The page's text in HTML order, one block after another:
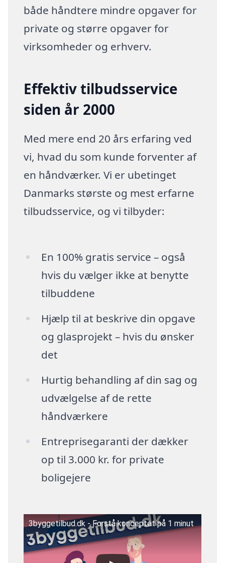
både håndtere mindre opgaver for
private og større opgaver for
virksomheder og erhverv.
Effektiv tilbudsservice
siden år 2000
Med mere end 20 års erfaring ved
vi, hvad du som kunde forventer af
en håndværker. Vi er ubetinget
Danmarks største og mest erfarne
tilbudsservice, og vi tilbyder:
En 100% gratis service – også
hvis du vælger ikke at benytte
tilbuddene
Hjælp til at beskrive din opgave
og glasprojekt – hvis du ønsker
det
Hurtig behandling af din sag og
udvælgelse af de rette
håndværkere
Entreprisegaranti der dækker
op til 3.000 kr. for private
boligejere
3byggetilbud.dk - Forstå konceptet på 1 minut